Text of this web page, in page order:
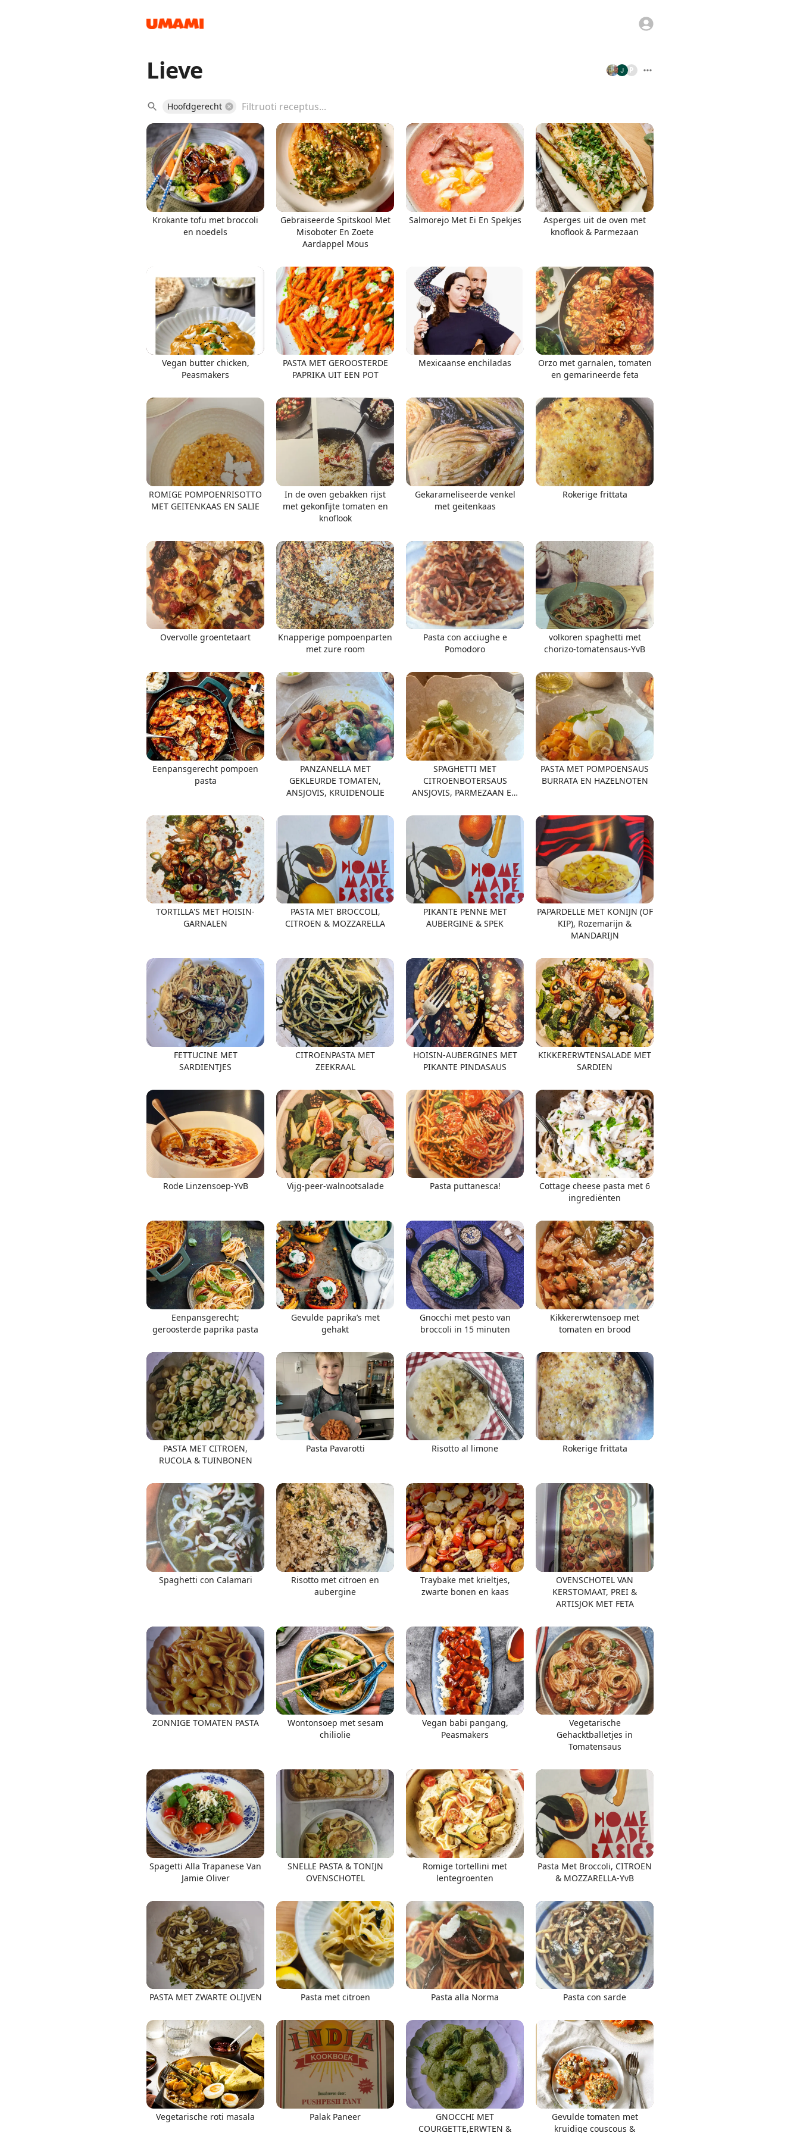
Lieve P
Hoofdgerecht
Krokante tofu met broccoli
en noedels
Gebraiseerde Spitskool Met
Misoboter En Zoete
Aardappel Mous
Salmorejo Met Ei En Spekjes
Asperges uit de oven met
knoflook & Parmezaan
Vegan butter chicken,
Peasmakers
PASTA MET GEROOSTERDE
PAPRIKA UIT EEN POT
Mexicaanse enchiladas
Orzo met garnalen, tomaten
en gemarineerde feta
ROMIGE POMPOENRISOTTO
MET GEITENKAAS EN SALIE
In de oven gebakken rijst
met gekonfijte tomaten en
knoflook
Gekarameliseerde venkel
met geitenkaas
Rokerige frittata
Overvolle groentetaart
Knapperige pompoenparten
met zure room
Pasta con acciughe e
Pomodoro
volkoren spaghetti met
chorizo-tomatensaus-YvB
Eenpansgerecht pompoen
pasta
PANZANELLA MET
GEKLEURDE TOMATEN,
ANSJOVIS, KRUIDENOLIE
SPAGHETTI MET
CITROENBOTERSAUS
ANSJOVIS, PARMEZAAN EN
PASTA MET POMPOENSAUS
BURRATA EN HAZELNOTEN
TORTILLA'S MET HOISIN-
GARNALEN
PASTA MET BROCCOLI,
CITROEN & MOZZARELLA
PIKANTE PENNE MET
AUBERGINE & SPEK
PAPARDELLE MET KONIJN (OF
KIP), Rozemarijn &
MANDARIJN
FETTUCINE MET
SARDIENTJES
CITROENPASTA MET
ZEEKRAAL
HOISIN-AUBERGINES MET
PIKANTE PINDASAUS
KIKKERERWTENSALADE MET
SARDIEN
Rode Linzensoep-YvB Vijg-peer-walnootsalade Pasta puttanesca!
Cottage cheese pasta met 6
ingrediënten
Eenpansgerecht;
geroosterde paprika pasta
Gevulde paprika’s met
gehakt
Gnocchi met pesto van
broccoli in 15 minuten
Kikkererwtensoep met
tomaten en brood
PASTA MET CITROEN,
RUCOLA & TUINBONEN
Pasta Pavarotti Risotto al limone Rokerige frittata
Spaghetti con Calamari
Risotto met citroen en
aubergine
Traybake met krieltjes,
zwarte bonen en kaas
OVENSCHOTEL VAN
KERSTOMAAT, PREI &
ARTISJOK MET FETA
ZONNIGE TOMATEN PASTA
Wontonsoep met sesam
chiliolie
Vegan babi pangang,
Peasmakers
Vegetarische
Gehacktballetjes in
Tomatensaus
Spagetti Alla Trapanese Van
Jamie Oliver
SNELLE PASTA & TONIJN
OVENSCHOTEL
Romige tortellini met
lentegroenten
Pasta Met Broccoli, CITROEN
& MOZZARELLA-YvB
PASTA MET ZWARTE OLIJVEN Pasta met citroen Pasta alla Norma Pasta con sarde
Vegetarische roti masala Palak Paneer
GNOCCHI MET
COURGETTE,ERWTEN &
Gevulde tomaten met
kruidige couscous &